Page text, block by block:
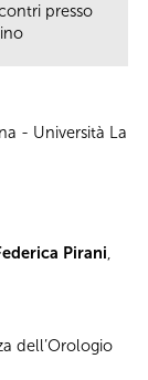
presso
- Università La
Pirani,
dell’Orologio